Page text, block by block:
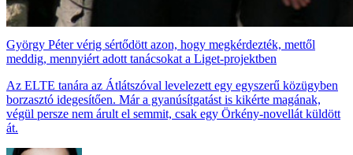
György Péter vérig sértődött azon, hogy megkérdezték, mettől
meddig, mennyiért adott tanácsokat a Liget-projektben
Az ELTE tanára az Átlátszóval levelezett egy egyszerű közügyben
borzasztó idegesítően. Már a gyanúsítgatást is kikérte magának,
végül persze nem árult el semmit, csak egy Örkény-novellát küldött
át.